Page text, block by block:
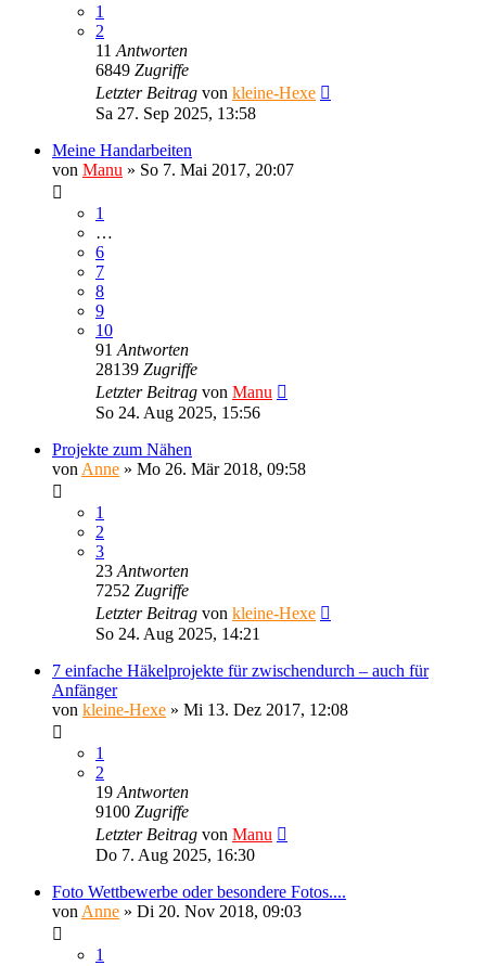
1
2
11 Antworten
6849 Zugriffe
Letzter Beitrag von kleine-Hexe
Sa 27. Sep 2025, 13:58
Meine Handarbeiten
von Manu » So 7. Mai 2017, 20:07
1
…
6
7
8
9
10
91 Antworten
28139 Zugriffe
Letzter Beitrag von Manu
So 24. Aug 2025, 15:56
Projekte zum Nähen
von Anne » Mo 26. Mär 2018, 09:58
1
2
3
23 Antworten
7252 Zugriffe
Letzter Beitrag von kleine-Hexe
So 24. Aug 2025, 14:21
7 einfache Häkelprojekte für zwischendurch – auch für
Anfänger
von kleine-Hexe » Mi 13. Dez 2017, 12:08
1
2
19 Antworten
9100 Zugriffe
Letzter Beitrag von Manu
Do 7. Aug 2025, 16:30
Foto Wettbewerbe oder besondere Fotos....
von Anne » Di 20. Nov 2018, 09:03
1